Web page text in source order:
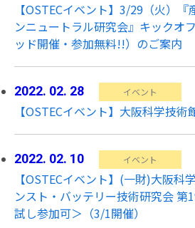
【OSTECイベント】3/29（火）
ンニュートラル研究会』キックオ
ッド開催・参加無料!!）のご案内
2022. 02. 28 イベント
【OSTECイベント】大阪科学技
2022. 02. 10 イベント
【OSTECイベント】(一財)大阪科
ンスト・バッテリー技術研究会 第
試し参加可＞（3/1開催）